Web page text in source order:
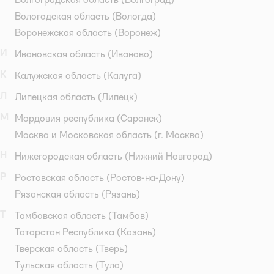
Вологодская область (Вологда)
Воронежская область (Воронеж)
Ивановская область (Иваново)
Калужская область (Калуга)
Липецкая область (Липецк)
Мордовия республика (Саранск)
Москва и Московская область (г. Москва)
Нижегородская область (Нижний Новгород)
Ростовская область (Ростов-на-Дону)
Рязанская область (Рязань)
Тамбовская область (Тамбов)
Татарстан Республика (Казань)
Тверская область (Тверь)
Тульская область (Тула)